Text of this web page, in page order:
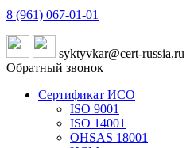
8 (961) 067-01-01
syktyvkar@cert-russia.ru
Обратный звонок
Сертификат ИСО
ISO 9001
ISO 14001
OHSAS 18001